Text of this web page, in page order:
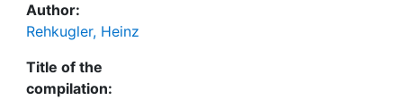
Author:
Rehkugler, Heinz
Title of the
compilation: